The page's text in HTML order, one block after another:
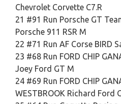
Chevrolet Corvette C7.R
21 #91 Run Porsche GT
Porsche 911 RSR M
22 #71 Run AF Corse BIRD
23 #68 Run FORD CHIP
Joey Ford GT M
24 #69 Run FORD CHIP
WESTBROOK Richard Ford